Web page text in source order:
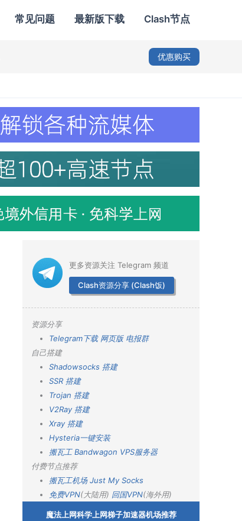
常见问题 最新版下载 Clash节点
优惠购买
更多资源关注 Telegram 频道
Clash资源分享 (Clash饭)
资源分享
Telegram下载 网页版 电报群
自己搭建
Shadowsocks 搭建
SSR 搭建
Trojan 搭建
V2Ray 搭建
Xray 搭建
Hysteria一键安装
搬瓦工 Bandwagon VPS服务器
付费节点推荐
搬瓦工机场 Just My Socks
免费VPN(大陆用) 回国VPN(海外用)
魔法上网科学上网梯子加速器机场推荐